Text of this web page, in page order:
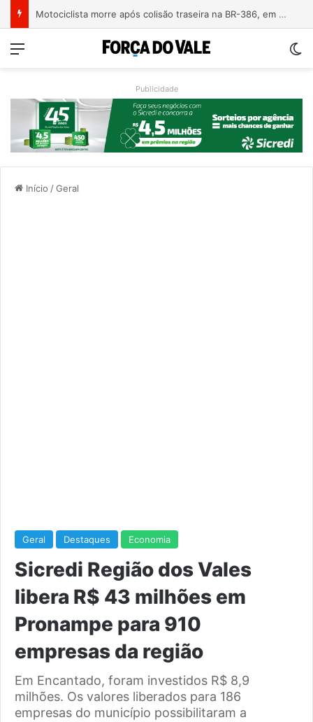
Árvore derrubada por temporal mata motociclista na ERS-124 em Montenegro
Menu
Publicidade
Início /Geral
Geral Destaques Economia
Sicredi Região dos Vales
libera R$ 43 milhões em
Pronampe para 910
empresas da região
Em Encantado, foram investidos R$ 8,9
milhões. Os valores liberados para 186
empresas do município possibilitaram a